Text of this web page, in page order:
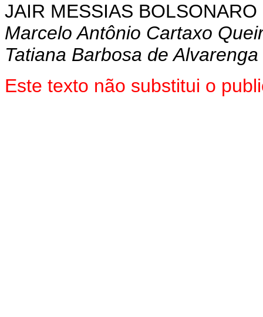
JAIR MESSIAS BOLSONARO
Marcelo Antônio Cartaxo
Tatiana Barbosa de Alvarenga
Este texto não substitui o